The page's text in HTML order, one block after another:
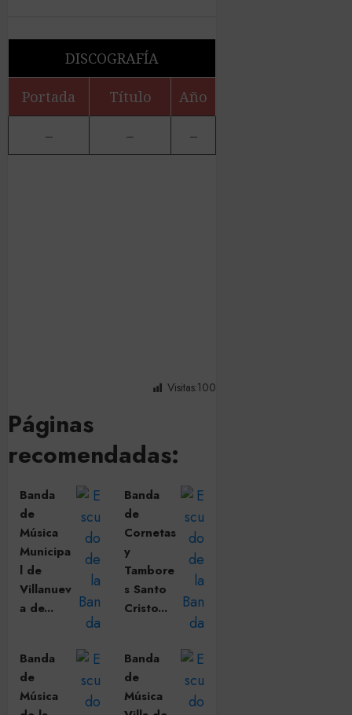
DISCOGRAFÍA
Portada Título Año
– – –
Visitas:100
Páginas
recomendadas:
Banda
de
Música
Municipa
l de
Villanuev
a de...
Banda
de
Cornetas
y
Tambore
s Santo
Cristo...
Banda
de
Música
Banda
de
Música